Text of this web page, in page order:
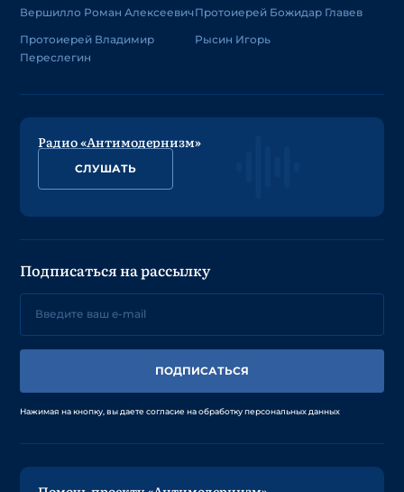
Вершилло Роман Алексеевич
Протоиерей Владимир
Переслегин
Протоиерей Божидар Главев
Рысин Игорь
Радио «Антимодернизм»
СЛУШАТЬ
Подписаться на рассылку
ПОДПИСАТЬСЯ
Нажимая на кнопку, вы даете согласие на обработку персональных данных